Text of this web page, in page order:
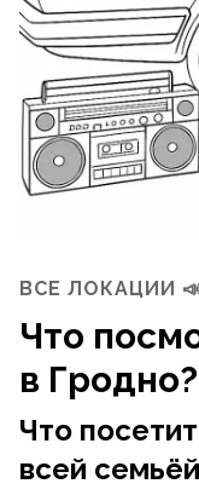
ВСЕ ЛОКАЦИИ
Что
в Гродно?
Что
всей